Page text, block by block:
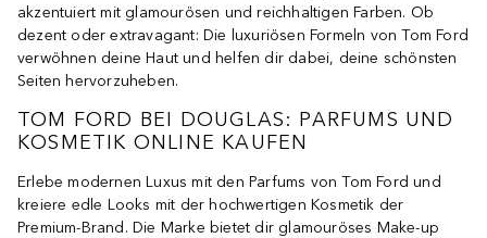
akzentuiert mit glamourösen und reichhaltigen Farben. Ob
dezent oder extravagant: Die luxuriösen Formeln von Tom Ford
verwöhnen deine Haut und helfen dir dabei, deine schönsten
Seiten hervorzuheben.
TOM FORD BEI DOUGLAS: PARFUMS UND
KOSMETIK ONLINE KAUFEN
Erlebe modernen Luxus mit den Parfums von Tom Ford und
kreiere edle Looks mit der hochwertigen Kosmetik der
Premium-Brand. Die Marke bietet dir glamouröses Make-up